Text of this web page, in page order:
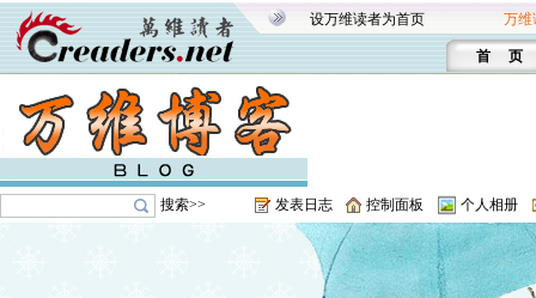
设万维读者为首页 万维
首 页
搜索>> 发表日志 控制面板 个人相册